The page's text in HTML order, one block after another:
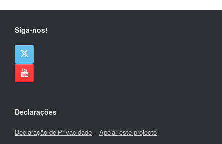
Siga-nos!
Declarações
Declaração de Privacidade –Apoiar este projecto